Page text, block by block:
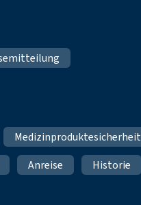
Medizinproduktesicherheit
Anreise Historie